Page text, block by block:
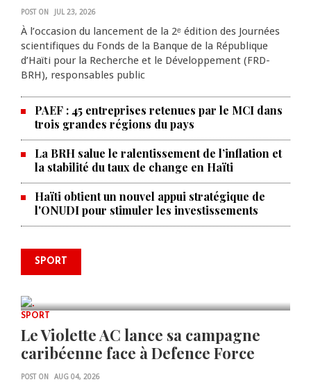
POST ON JUL 23, 2026
À l’occasion du lancement de la 2ᵉ édition des Journées
scientifiques du Fonds de la Banque de la République
d’Haïti pour la Recherche et le Développement (FRD-
BRH), responsables public
PAEF : 45 entreprises retenues par le MCI dans
trois grandes régions du pays
La BRH salue le ralentissement de l’inflation et
la stabilité du taux de change en Haïti
Haïti obtient un nouvel appui stratégique de
l'ONUDI pour stimuler les investissements
SPORT
0 COMMENTS
Le père de la légende argentine
Lionel Messi est décédé à 68 ans
SPORT
Le Violette AC lance sa campagne
caribéenne face à Defence Force
POST ON AUG 04, 2026